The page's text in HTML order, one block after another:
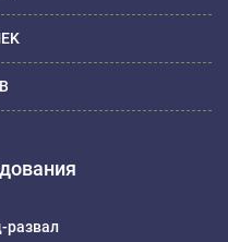
развал